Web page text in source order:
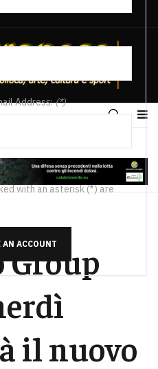
Address:(*)
with an asterisk (*) are
AN ACCOUNT
Group
il nuovo